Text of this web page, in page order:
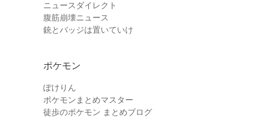
ニュースダイレクト
腹筋崩壊ニュース
銃とバッジは置いていけ
ポケモン
ぽけりん
ポケモンまとめマスター
徒歩のポケモン まとめブログ